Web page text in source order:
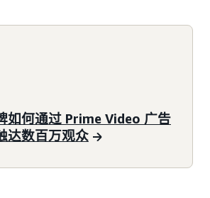
如何通过 Prime Video 广告
达数百万观众